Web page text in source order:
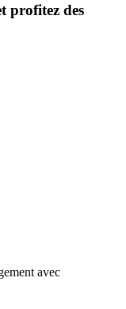
profitez des
avec